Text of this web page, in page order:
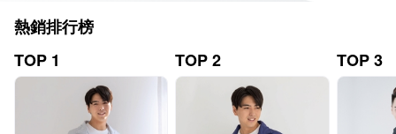
熱銷排行榜
TOP 1
TOP 2 TOP 3